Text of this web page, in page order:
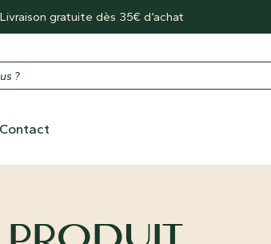
Livraison gratuite dès 35€ d’achat
Contact